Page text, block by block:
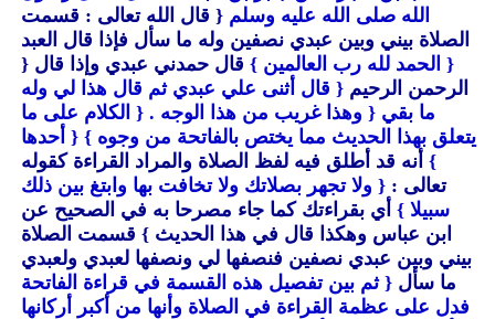
الله صلى الله عليه وسلم { قال الله تعالى : قسمت
الصلاة بيني وبين عبدي نصفين وله ما سأل فإذا قال العبد
{ الحمد لله رب العالمين } قال حمدني عبدي وإذا قال {
الرحمن الرحيم { قال أثنى علي عبدي ثم قال هذا لي وله
ما بقي { وهذا غريب من هذا الوجه . { الكلام على ما
يتعلق بهذا الحديث مما يختص بالفاتحة من وجوه } { أحدها
} أنه قد أطلق فيه لفظ الصلاة والمراد القراءة كقوله
تعالى : { ولا تجهر بصلاتك ولا تخافت بها وابتغ بين ذلك
سبيلا } أي بقراءتك كما جاء مصرحا به في الصحيح عن
ابن عباس وهكذا قال في هذا الحديث } قسمت الصلاة
بيني وبين عبدي نصفين فنصفها لي ونصفها لعبدي ولعبدي
ما سأل { ثم بين تفصيل هذه القسمة في قراءة الفاتحة
فدل على عظمة القراءة في الصلاة وأنها من أكبر أركانها